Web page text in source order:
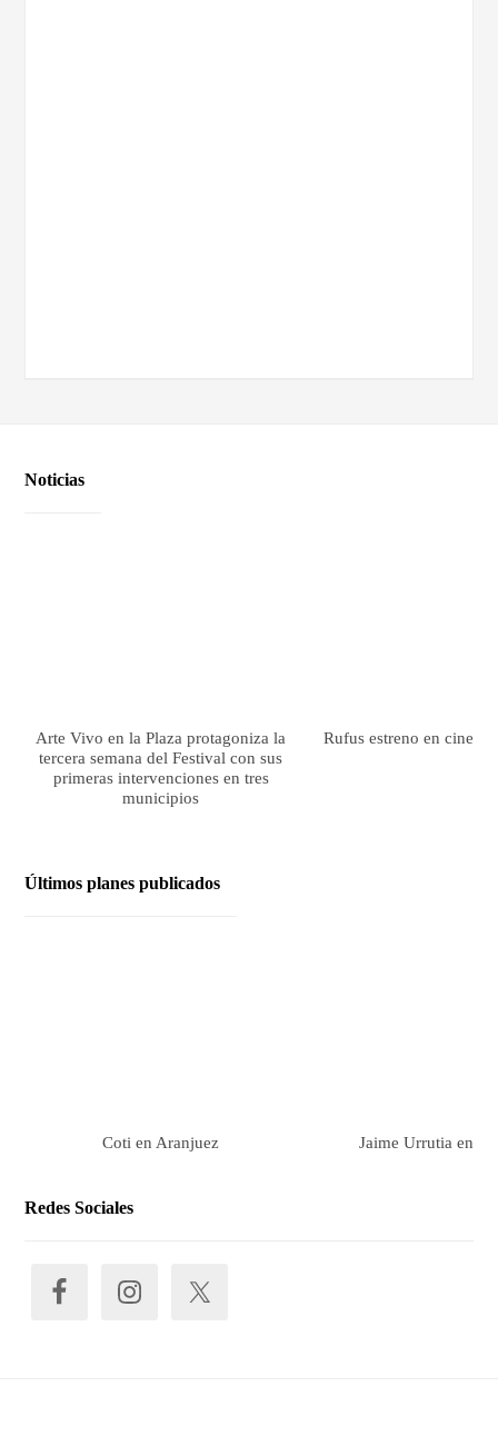
Noticias
Arte Vivo en la Plaza protagoniza la
tercera semana del Festival con sus
primeras intervenciones en tres
municipios
Rufus estreno en cines
Últimos planes publicados
Coti en Aranjuez Jaime Urrutia en
Redes Sociales